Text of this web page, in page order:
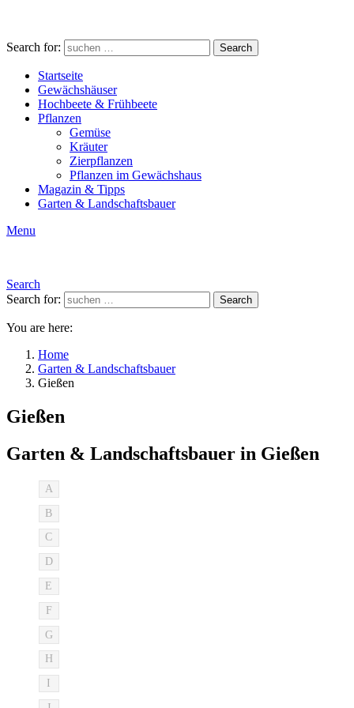
Search for: Search
Startseite
Gewächshäuser
Hochbeete & Frühbeete
Pflanzen
Gemüse
Kräuter
Zierpflanzen
Pflanzen im Gewächshaus
Magazin & Tipps
Garten & Landschaftsbauer
Menu
Search
Search for:
Search
You are here:
Home
Garten & Landschaftsbauer
Gießen
Gießen
Garten & Landschaftsbauer in Gießen
A
B
C
D
E
F
G
H
I